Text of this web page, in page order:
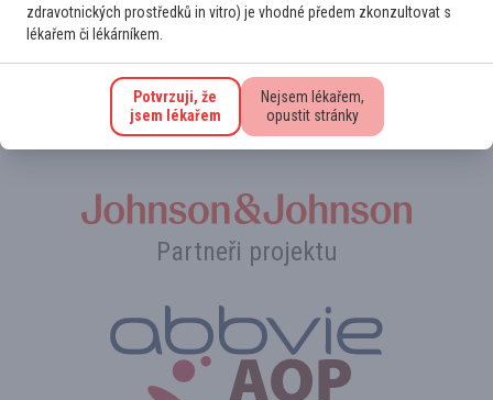
Hlavní partner
Partneři projektu
zdravotnických prostředků in vitro) je vhodné předem zkonzultovat s
lékařem či lékárníkem.
Potvrzuji, že
jsem lékařem
Nejsem lékařem,
opustit stránky